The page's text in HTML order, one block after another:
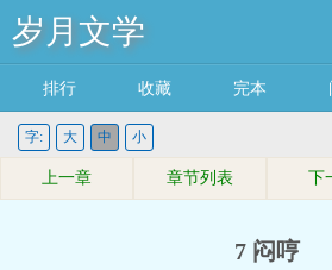
岁月文学
排行 收藏 完本
字: 大 中 小
上一章 章节列表 下
7 闷哼